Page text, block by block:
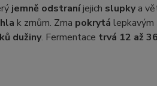
jemně odstraníjejich slupkya
k zrnům. Zrna pokrytá lepkavým
dužiny. Fermentace trvá 12 až